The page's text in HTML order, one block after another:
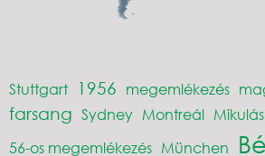
Stuttgart 1956 megemlékezés
farsang Sydney Montreál Mikulás
56-os megemlékezés München